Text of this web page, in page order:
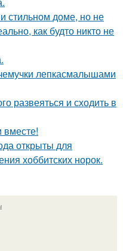
стильном доме, но не
как будто никто не
лепкасмалышами
развеяться и сходить в
вместе!
открыты для
хоббитских норок.